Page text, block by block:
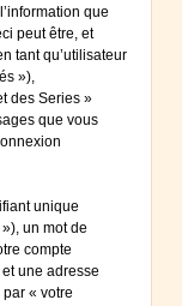
que
peut être, et
tant qu’utilisateur
»),
des Series »
que vous
unique
un mot de
compte
une adresse
« votre